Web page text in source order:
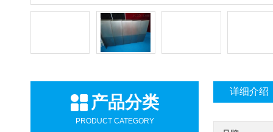
产品分类
PRODUCT CATEGORY
详细介绍